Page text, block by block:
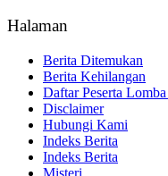
Halaman
Berita Ditemukan
Berita Kehilangan
Daftar Peserta
Disclaimer
Hubungi Kami
Indeks Berita
Indeks Berita
Misteri